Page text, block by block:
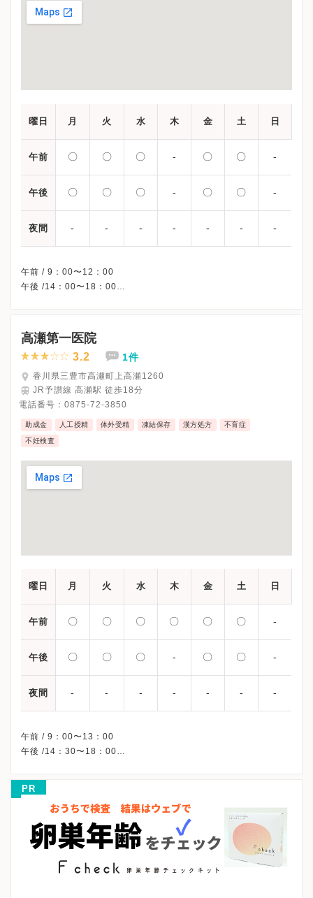
曜日 月 火 水 木 金 土 日
午前 〇 〇 〇 - 〇 〇 -
午後 〇 〇 〇 - 〇 〇 -
夜間 - - - - - - -
午前 / 9：00〜12：00
午後 /14：00〜18：00
※受診前には必ずクリニックHPを確認、または直接お問い合わせ
高瀬第一医院
3.2 1件
香川県三豊市高瀬町上高瀬1260
JR予讃線 高瀬駅 徒歩18分
電話番号： 0875-72-3850
助成金 人工授精 体外受精 凍結保存 漢方処方 不育症
不妊検査
曜日 月 火 水 木 金 土 日
午前 〇 〇 〇 〇 〇 〇 -
午後 〇 〇 〇 - 〇 〇 -
夜間 - - - - - - -
午前 / 9：00〜13：00
午後 /14：30〜18：00
※受診前には必ずクリニックHPを確認、または直接お問い合わせ
PR